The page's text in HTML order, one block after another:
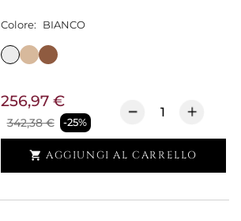
Colore: BIANCO
342,38 € -25%
256,97 €
 AGGIUNGI AL CARRELLO